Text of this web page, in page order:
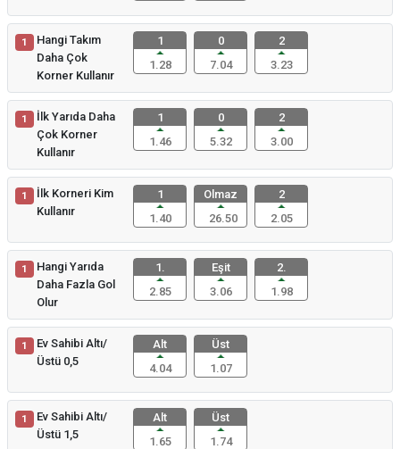
1
Hangi Takım
Daha Çok
Korner Kullanır
1
1.28
0
7.04
2
3.23
1
İlk Yarıda Daha
Çok Korner
Kullanır
1
1.46
0
5.32
2
3.00
1
İlk Korneri Kim
Kullanır
1
1.40
Olmaz
26.50
2
2.05
1
Hangi Yarıda
Daha Fazla Gol
Olur
1.
2.85
Eşit
3.06
2.
1.98
1
Ev Sahibi Altı/
Üstü 0,5
Alt
4.04
Üst
1.07
1
Ev Sahibi Altı/
Üstü 1,5
Alt
1.65
Üst
1.74